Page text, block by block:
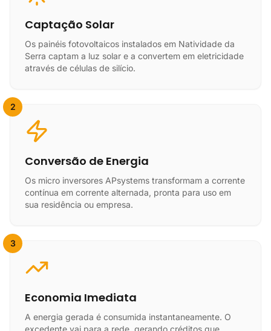
Captação Solar
Os painéis fotovoltaicos instalados em Natividade da
Serra captam a luz solar e a convertem em eletricidade
através de células de silício.
2
Conversão de Energia
Os micro inversores APsystems transformam a corrente
contínua em corrente alternada, pronta para uso em
sua residência ou empresa.
3
Economia Imediata
A energia gerada é consumida instantaneamente. O
excedente vai para a rede, gerando créditos que